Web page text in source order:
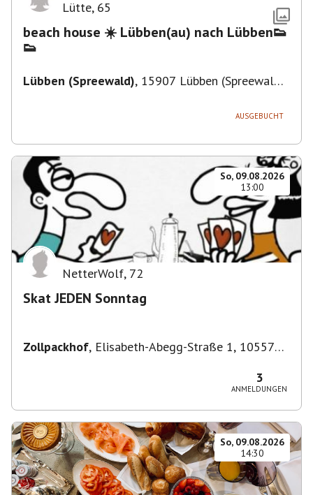
Lütte, 65
beach house ☀️ Lübben(au) nach Lübben👟
👟
Lübben (Spreewald), 15907 Lübben (Spreewald),
AUSGEBUCHT
So, 09.08.2026
13:00
NetterWolf, 72
Skat JEDEN Sonntag
Zollpackhof, Elisabeth-Abegg-Straße 1, 10557
3
ANMELDUNGEN
So, 09.08.2026
14:30